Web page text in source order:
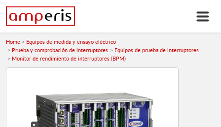
Home
Equipos de medida y ensayo eléctrico
Prueba y comprobación de interruptores
Equipos de prueba de interruptores
Monitor de rendimiento de interruptores (BPM)